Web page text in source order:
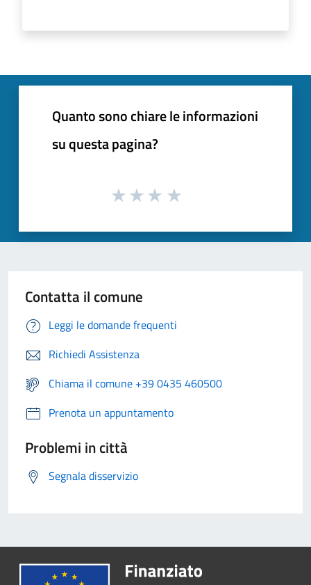
Quanto sono chiare le informazioni
su questa pagina?
Contatta il comune
Leggi le domande frequenti
Richiedi Assistenza
Chiama il comune +39 0435 460500
Prenota un appuntamento
Problemi in città
Segnala disservizio